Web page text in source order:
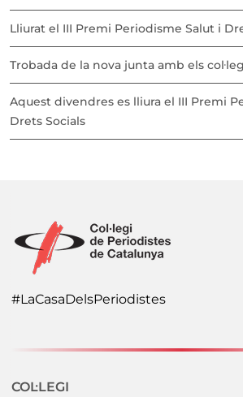
Lliurat el III Premi Periodisme Salut i
Trobada de la nova junta amb els
Aquest divendres es lliura el III Premi
Drets Socials
#LaCasaDelsPeriodistes
Navegació secundaria
COL·LEGI